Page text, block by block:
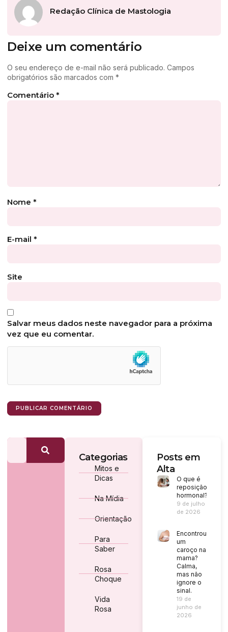
Redação Clínica de Mastologia
Deixe um comentário
O seu endereço de e-mail não será publicado. Campos
obrigatórios são marcados com *
Comentário *
Nome *
E-mail *
Site
Salvar meus dados neste navegador para a próxima
vez que eu comentar.
Categorias
Mitos e
Dicas
Na Mídia
Orientação
Para
Saber
Rosa
Choque
Vida
Rosa
Posts em
Alta
O que é
reposição
hormonal?
9 de julho
de 2026
Encontrou
um
caroço na
mama?
Calma,
mas não
ignore o
sinal.
19 de
junho de
2026